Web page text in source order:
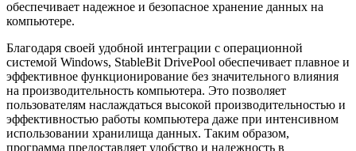
обеспечивает надежное и безопасное хранение данных на
компьютере.
Благодаря своей удобной интеграции с операционной
системой Windows, StableBit DrivePool обеспечивает плавное и
эффективное функционирование без значительного влияния
на производительность компьютера. Это позволяет
пользователям наслаждаться высокой производительностью и
эффективностью работы компьютера даже при интенсивном
использовании хранилища данных. Таким образом,
программа предоставляет удобство и надежность в